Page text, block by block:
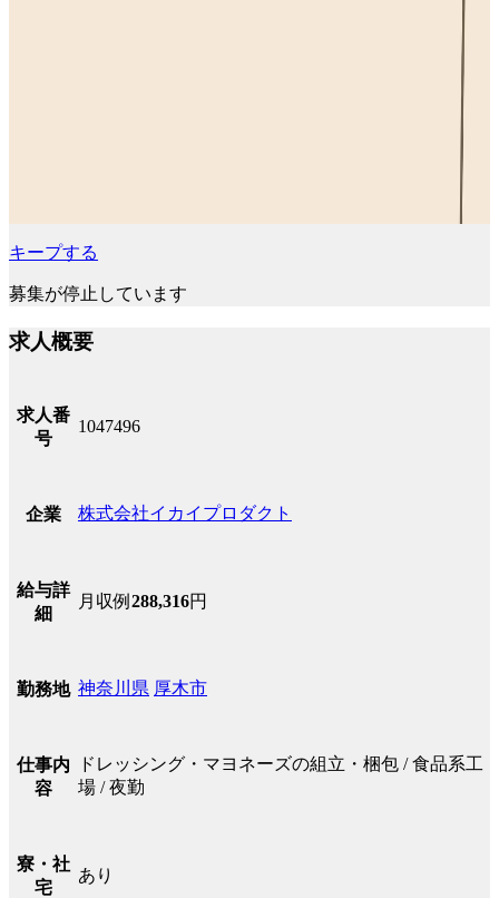
キープする
募集が停止しています
求人概要
求人番
号
1047496
企業 株式会社イカイプロダクト
給与詳
細
月収例 288,316円
勤務地 神奈川県 厚木市
仕事内
容
ドレッシング・マヨネーズの組立・梱包 / 食品系工
場 / 夜勤
寮・社
宅
あり